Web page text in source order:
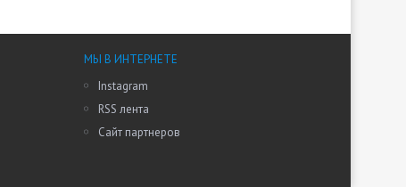
МЫ В ИНТЕРНЕТЕ
Instagram
RSS лента
Сайт партнеров